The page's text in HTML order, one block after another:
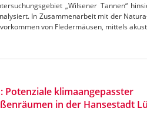
„Wilsener Tannen“
In Zusammenarbeit mit der
von Fledermäusen, mittels
Potenziale klimaangepasster
in der Hansestadt